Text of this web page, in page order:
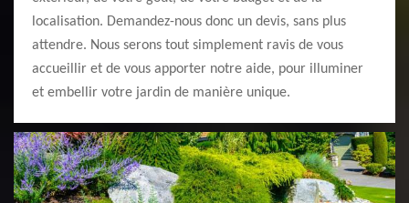
localisation. Demandez-nous donc un devis, sans plus
attendre. Nous serons tout simplement ravis de vous
accueillir et de vous apporter notre aide, pour illuminer
et embellir votre jardin de manière unique.